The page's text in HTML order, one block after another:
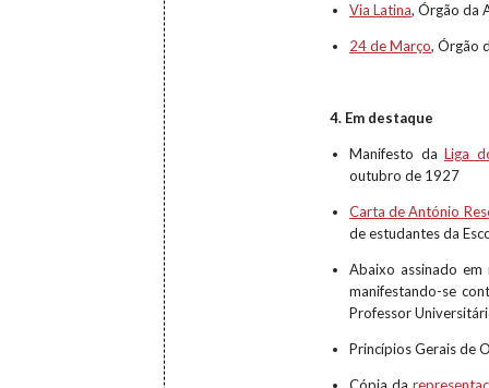
Via Latina, Órgão da
24 de Março, Órgão
4. Em destaque
Manifesto daLiga
outubro de 1927
Carta de António
de estudantes da
Abaixo assinado
manifestando-se
Professor
Princípios Gerais de